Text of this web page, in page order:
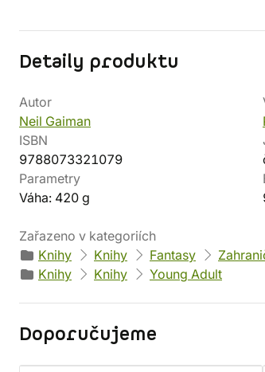
Detaily produktu
Autor
Neil Gaiman
ISBN
9788073321079
Parametry
Váha: 420 g
Zařazeno v kategoriích
Knihy
Knihy Fantasy
Knihy
Knihy Young Adult
Doporučujeme